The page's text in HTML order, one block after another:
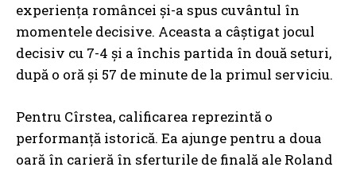
experiența româncei și-a spus cuvântul în
momentele decisive. Aceasta a câștigat jocul
decisiv cu 7-4 și a închis partida în două seturi,
după o oră și 57 de minute de la primul serviciu.
Pentru Cîrstea, calificarea reprezintă o
performanță istorică. Ea ajunge pentru a doua
oară în carieră în sferturile de finală ale Roland